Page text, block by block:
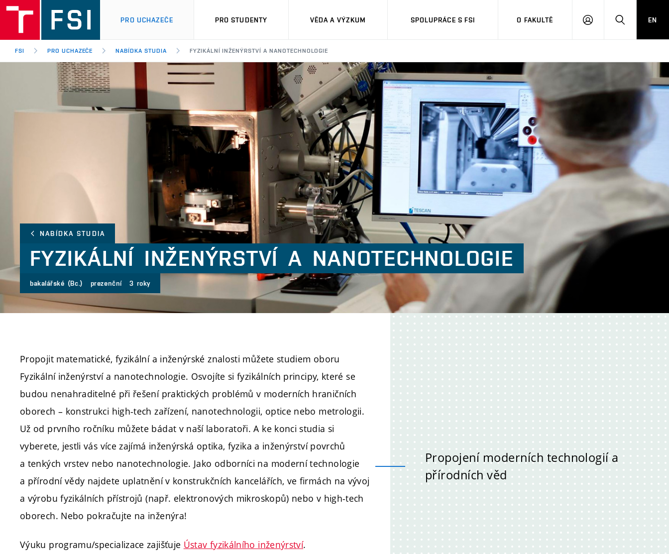
PRO UCHAZEČE PRO STUDENTY VĚDA A VÝZKUM SPOLUPRÁCE S FSI O FAKULTĚ
PŘIHLÁŠENÍHLEDAT
EN
FSI PRO UCHAZEČE NABÍDKA STUDIA FYZIKÁLNÍ INŽENÝRSTVÍ A NANOTECHNOLOGIE
NABÍDKA STUDIA
FYZIKÁLNÍ INŽENÝRSTVÍ A NANOTECHNOLOGIE
bakalářské (Bc.) prezenční 3 roky
Propojit matematické, fyzikální a inženýrské znalosti můžete studiem oboru
Fyzikální inženýrství a nanotechnologie. Osvojíte si fyzikálních principy, které se
budou nenahraditelné při řešení praktických problémů v moderních hraničních
oborech – konstrukci high-tech zařízení, nanotechnologii, optice nebo metrologii.
Už od prvního ročníku můžete bádat v naší laboratoři. A ke konci studia si
vyberete, jestli vás více zajímá inženýrská optika, fyzika a inženýrství povrchů
a tenkých vrstev nebo nanotechnologie. Jako odborníci na moderní technologie
a přírodní vědy najdete uplatnění v konstrukčních kancelářích, ve firmách na vývoj
a výrobu fyzikálních přístrojů (např. elektronových mikroskopů) nebo v high-tech
oborech. Nebo pokračujte na inženýra!
Výuku programu/specializace zajišťuje Ústav fyzikálního inženýrství.
Propojení moderních technologií a
přírodních věd